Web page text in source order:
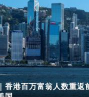
香港百万富翁人数重返